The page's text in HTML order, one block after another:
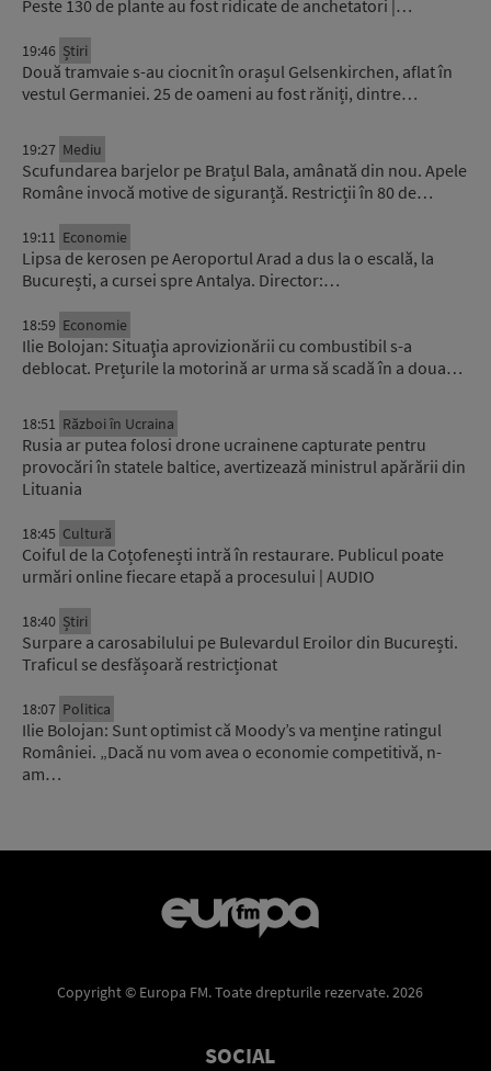
Peste 130 de plante au fost ridicate de anchetatori |…
19:46 Știri
Două tramvaie s-au ciocnit în orașul Gelsenkirchen, aflat în
vestul Germaniei. 25 de oameni au fost răniți, dintre…
19:27 Mediu
Scufundarea barjelor pe Brațul Bala, amânată din nou. Apele
Române invocă motive de siguranță. Restricții în 80 de…
19:11 Economie
Lipsa de kerosen pe Aeroportul Arad a dus la o escală, la
București, a cursei spre Antalya. Director:…
18:59 Economie
Ilie Bolojan: Situaţia aprovizionării cu combustibil s-a
deblocat. Prețurile la motorină ar urma să scadă în a doua…
18:51 Război în Ucraina
Rusia ar putea folosi drone ucrainene capturate pentru
provocări în statele baltice, avertizează ministrul apărării din
Lituania
18:45 Cultură
Coiful de la Coțofenești intră în restaurare. Publicul poate
urmări online fiecare etapă a procesului | AUDIO
18:40 Știri
Surpare a carosabilului pe Bulevardul Eroilor din București.
Traficul se desfășoară restricționat
18:07 Politica
Ilie Bolojan: Sunt optimist că Moody’s va menține ratingul
României. „Dacă nu vom avea o economie competitivă, n-
am…
Copyright © Europa FM. Toate drepturile rezervate. 2026
SOCIAL